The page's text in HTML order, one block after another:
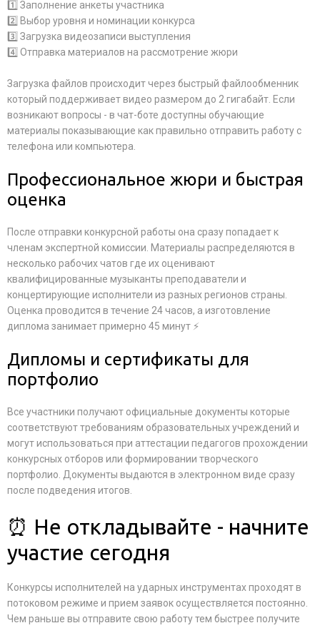
1️⃣ Заполнение анкеты участника
2️⃣ Выбор уровня и номинации конкурса
3️⃣ Загрузка видеозаписи выступления
4️⃣ Отправка материалов на рассмотрение жюри
Загрузка файлов происходит через быстрый файлообменник
который поддерживает видео размером до 2 гигабайт. Если
возникают вопросы - в чат-боте доступны обучающие
материалы показывающие как правильно отправить работу с
телефона или компьютера.
Профессиональное жюри и быстрая
оценка
После отправки конкурсной работы она сразу попадает к
членам экспертной комиссии. Материалы распределяются в
несколько рабочих чатов где их оценивают
квалифицированные музыканты преподаватели и
концертирующие исполнители из разных регионов страны.
Оценка проводится в течение 24 часов, а изготовление
диплома занимает примерно 45 минут ⚡
Дипломы и сертификаты для
портфолио
Все участники получают официальные документы которые
соответствуют требованиям образовательных учреждений и
могут использоваться при аттестации педагогов прохождении
конкурсных отборов или формировании творческого
портфолио. Документы выдаются в электронном виде сразу
после подведения итогов.
⏰ Не откладывайте - начните
участие сегодня
Конкурсы исполнителей на ударных инструментах проходят в
потоковом режиме и прием заявок осуществляется постоянно.
Чем раньше вы отправите свою работу тем быстрее получите